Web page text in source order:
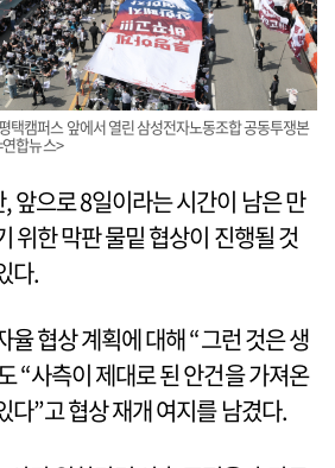
택캠퍼스 앞에서 열린 삼성전자노동조합 공동투쟁본
연합뉴스>
앞으로 8일이라는 시간이 남은 만
위한 막판 물밑 협상이 진행될 것
다.
율 협상 계획에 대해 “그런 것은 생
“사측이 제대로 된 안건을 가져온
다”고 협상 재개 여지를 남겼다.